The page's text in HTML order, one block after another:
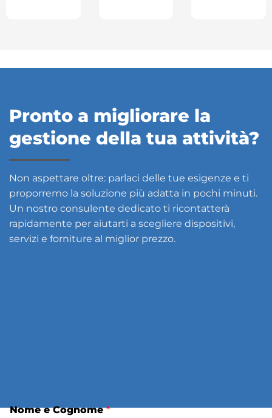
Nome e Cognome*
Pronto a migliorare la
gestione della tua attività?
Non aspettare oltre: parlaci delle tue esigenze e ti
proporremo la soluzione più adatta in pochi minuti.
Un nostro consulente dedicato ti ricontatterà
rapidamente per aiutarti a scegliere dispositivi,
servizi e forniture al miglior prezzo.